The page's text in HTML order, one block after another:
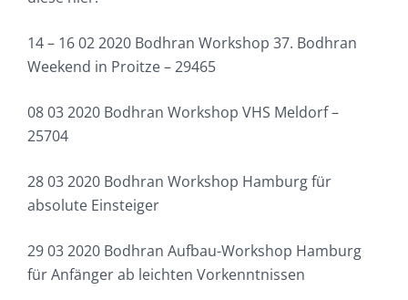
14 – 16 02 2020 Bodhran Workshop 37. Bodhran
Weekend in Proitze – 29465
08 03 2020 Bodhran Workshop VHS Meldorf –
25704
28 03 2020 Bodhran Workshop Hamburg für
absolute Einsteiger
29 03 2020 Bodhran Aufbau-Workshop Hamburg
für Anfänger ab leichten Vorkenntnissen